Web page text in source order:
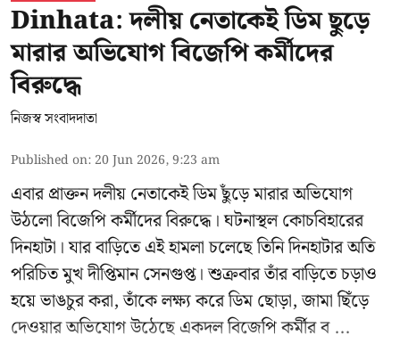
Dinhata: দলীয় নেতাকেই ডিম ছুড়ে
মারার অভিযোগ বিজেপি কর্মীদের
বিরুদ্ধে
নিজস্ব সংবাদদাতা
Published on: 20 Jun 2026, 9:23 am
এবার প্রাক্তন দলীয় নেতাকেই ডিম ছুঁড়ে মারার অভিযোগ
উঠলো বিজেপি কর্মীদের বিরুদ্ধে। ঘটনাস্থল কোচবিহারের
দিনহাটা। যার বাড়িতে এই হামলা চলেছে তিনি দিনহাটার অতি
পরিচিত মুখদীপ্তিমান সেনগুপ্ত।শুক্রবার তাঁর বাড়িতে চড়াও
হয়ে ভাঙচুর করা, তাঁকে লক্ষ্য করে ডিম ছোড়া, জামা ছিঁড়ে
দেওয়ার অভিযোগ উঠেছে একদল বিজেপি কর্মীর ব ...